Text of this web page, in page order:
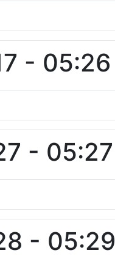
- 05:26
- 05:27
- 05:29